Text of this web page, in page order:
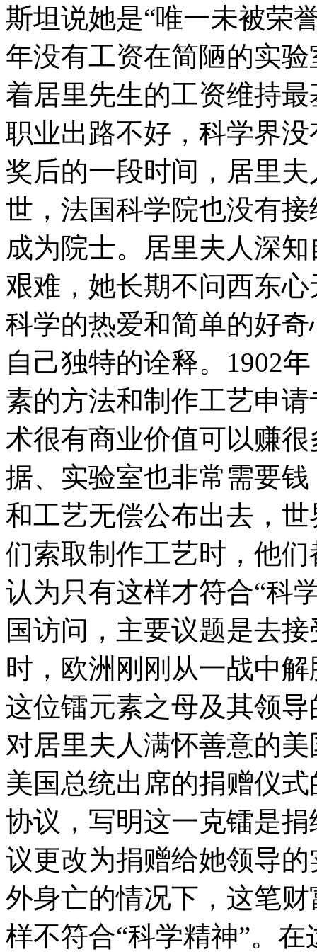
斯坦说她是“唯一未被荣
年没有工资在简陋的实
着居里先生的工资维持
职业出路不好，科学界
奖后的一段时间，居里
世，法国科学院也没有
成为院士。居里夫人深
艰难，她长期不问西东
科学的热爱和简单的好
自己独特的诠释。1902
素的方法和制作工艺申
术很有商业价值可以赚
据、实验室也非常需要
和工艺无偿公布出去，
们索取制作工艺时，他
认为只有这样才符合“科
国访问，主要议题是去
时，欧洲刚刚从一战中
这位镭元素之母及其领
对居里夫人满怀善意的
美国总统出席的捐赠仪
协议，写明这一克镭是
议更改为捐赠给她领导
外身亡的情况下，这笔
样不符合“科学精神”。